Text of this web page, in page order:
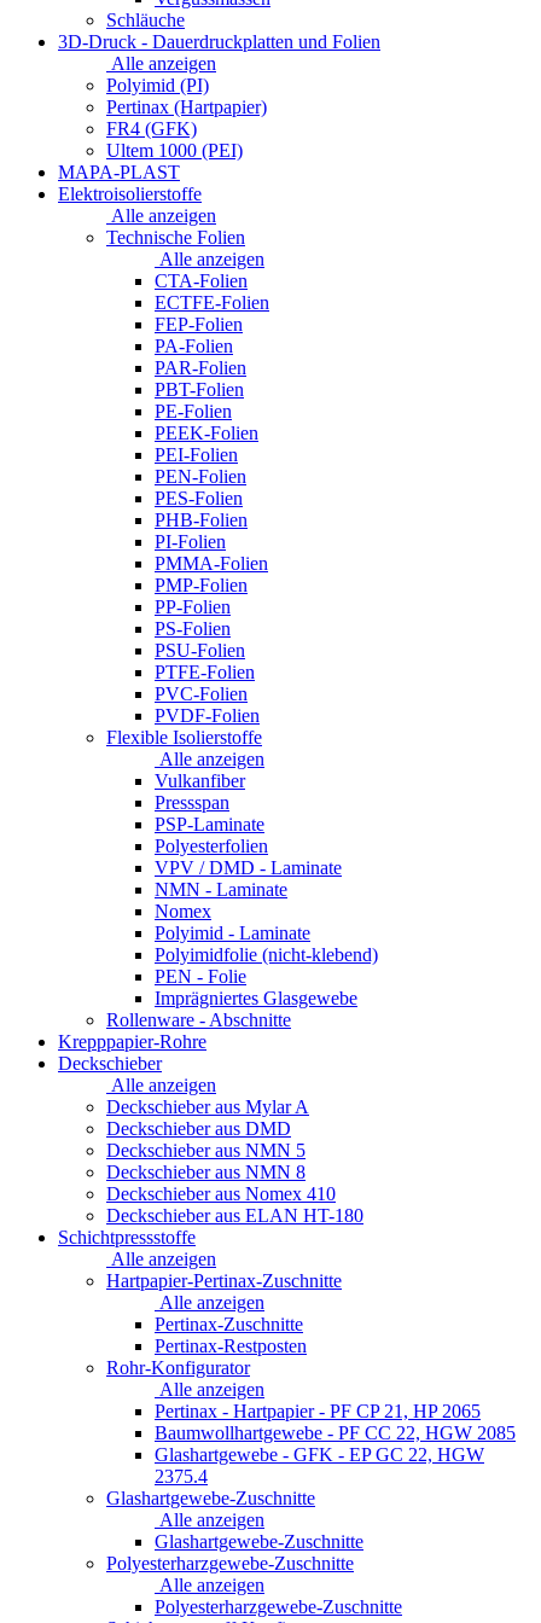
Schläuche
3D-Druck - Dauerdruckplatten und Folien
Alle anzeigen
Polyimid (PI)
Pertinax (Hartpapier)
FR4 (GFK)
Ultem 1000 (PEI)
MAPA-PLAST
Elektroisolierstoffe
Alle anzeigen
Technische Folien
Alle anzeigen
CTA-Folien
ECTFE-Folien
FEP-Folien
PA-Folien
PAR-Folien
PBT-Folien
PE-Folien
PEEK-Folien
PEI-Folien
PEN-Folien
PES-Folien
PHB-Folien
PI-Folien
PMMA-Folien
PMP-Folien
PP-Folien
PS-Folien
PSU-Folien
PTFE-Folien
PVC-Folien
PVDF-Folien
Flexible Isolierstoffe
Alle anzeigen
Vulkanfiber
Pressspan
PSP-Laminate
Polyesterfolien
VPV / DMD - Laminate
NMN - Laminate
Nomex
Polyimid - Laminate
Polyimidfolie (nicht-klebend)
PEN - Folie
Imprägniertes Glasgewebe
Rollenware - Abschnitte
Krepppapier-Rohre
Deckschieber
Alle anzeigen
Deckschieber aus Mylar A
Deckschieber aus DMD
Deckschieber aus NMN 5
Deckschieber aus NMN 8
Deckschieber aus Nomex 410
Deckschieber aus ELAN HT-180
Schichtpressstoffe
Alle anzeigen
Hartpapier-Pertinax-Zuschnitte
Alle anzeigen
Pertinax-Zuschnitte
Pertinax-Restposten
Rohr-Konfigurator
Alle anzeigen
Pertinax - Hartpapier - PF CP 21, HP 2065
Baumwollhartgewebe - PF CC 22, HGW 2085
Glashartgewebe - GFK - EP GC 22, HGW
2375.4
Glashartgewebe-Zuschnitte
Alle anzeigen
Glashartgewebe-Zuschnitte
Polyesterharzgewebe-Zuschnitte
Alle anzeigen
Polyesterharzgewebe-Zuschnitte